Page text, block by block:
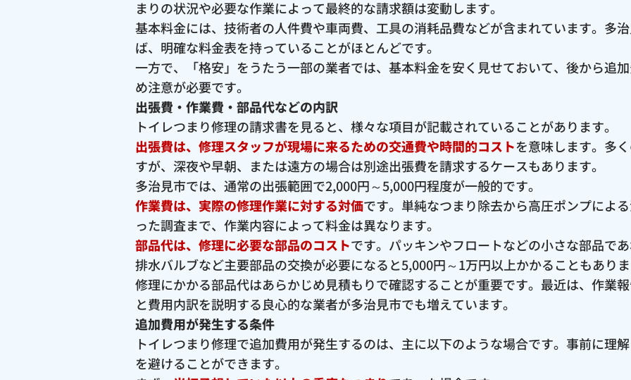
まりの状況や必要な作業によって最終的な請求額は変動します。
基本料金には、技術者の人件費や車両費、工具の消耗品費などが含まれています。多
ば、明確な料金表を持っていることがほとんどです。
一方で、「格安」をうたう一部の業者では、基本料金を安く見せておいて、後から追
め注意が必要です。
出張費・作業費・部品代などの内訳
トイレつまり修理の請求書を見ると、様々な項目が記載されていることがあります。
出張費は、修理スタッフが現場に来るための交通費や時間的コストを意味します。多
すが、深夜や早朝、または遠方の場合は別途出張費を請求するケースもあります。
多治見市では、通常の出張範囲で2,000円～5,000円程度が一般的です。
作業費は、実際の修理作業に対する対価です。単純なつまり除去から高圧ポンプによ
った調査まで、作業内容によって料金は異なります。
部品代は、修理に必要な部品のコストです。パッキンやフロートなどの小さな部品で
排水バルブなど主要部品の交換が必要になると5,000円～1万円以上かかることもあり
修理にかかる部品代はあらかじめ見積もりで確認することが重要です。最近は、作業
と費用内訳を説明する良心的な業者が多治見市でも増えています。
追加費用が発生する条件
トイレつまり修理で追加費用が発生するのは、主に以下のような場合です。事前に理
を避けることができます。